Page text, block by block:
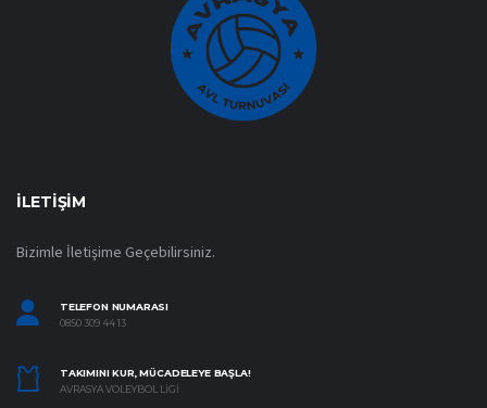
İLETIŞIM
Bizimle İletişime Geçebilirsiniz.
TELEFON NUMARASI
0850 309 44 13
TAKIMINI KUR, MÜCADELEYE BAŞLA!
AVRASYA VOLEYBOL LIGI